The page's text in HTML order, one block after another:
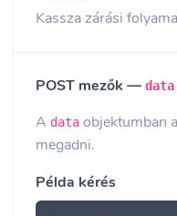
Kassza zárási
POST mezők — data
A data objektumban
megadni.
Példa kérés